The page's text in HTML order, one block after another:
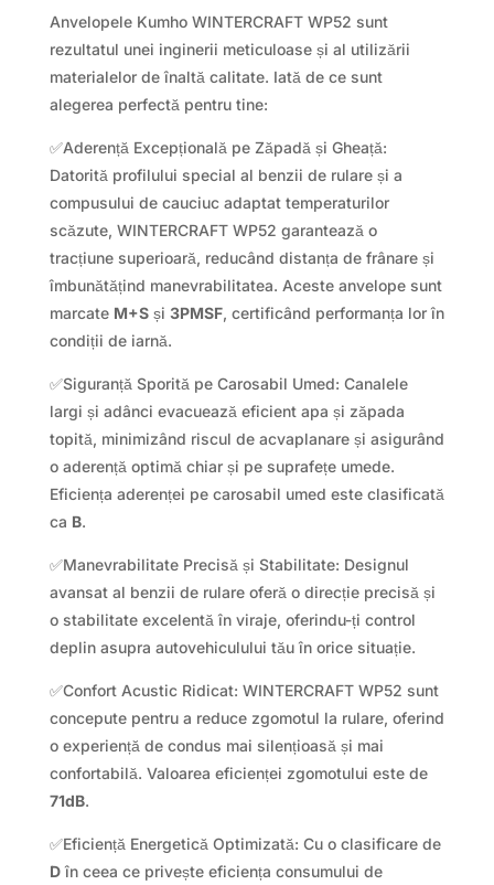
Anvelopele Kumho WINTERCRAFT WP52 sunt
rezultatul unei inginerii meticuloase și al utilizării
materialelor de înaltă calitate. Iată de ce sunt
alegerea perfectă pentru tine:
✅Aderență Excepțională pe Zăpadă și Gheață:
Datorită profilului special al benzii de rulare și a
compusului de cauciuc adaptat temperaturilor
scăzute, WINTERCRAFT WP52 garantează o
tracțiune superioară, reducând distanța de frânare și
îmbunătățind manevrabilitatea. Aceste anvelope sunt
marcate M+Sși 3PMSF, certificând performanța lor în
condiții de iarnă.
✅Siguranță Sporită pe Carosabil Umed: Canalele
largi și adânci evacuează eficient apa și zăpada
topită, minimizând riscul de acvaplanare și asigurând
o aderență optimă chiar și pe suprafețe umede.
Eficiența aderenței pe carosabil umed este clasificată
ca B.
✅Manevrabilitate Precisă și Stabilitate: Designul
avansat al benzii de rulare oferă o direcție precisă și
o stabilitate excelentă în viraje, oferindu-ți control
deplin asupra autovehiculului tău în orice situație.
✅Confort Acustic Ridicat: WINTERCRAFT WP52 sunt
concepute pentru a reduce zgomotul la rulare, oferind
o experiență de condus mai silențioasă și mai
confortabilă. Valoarea eficienței zgomotului este de
71dB.
✅Eficiență Energetică Optimizată: Cu o clasificare de
Dîn ceea ce privește eficiența consumului de